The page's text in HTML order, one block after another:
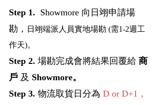
Step 1. Showmore 向日翊申請場
勘， 日翊端派人員實地場勘 (需1-2週工
作天)。
Step 2. 場勘完成會將結果回覆給 商
戶 及 Showmore。
Step 3. 物流取貨日分為 D or D+1，